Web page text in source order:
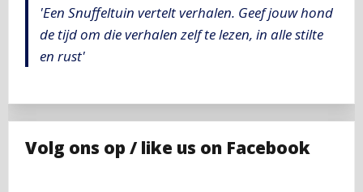
'Een Snuffeltuin vertelt verhalen. Geef jouw hond
de tijd om die verhalen zelf te lezen, in alle stilte
en rust'
Volg ons op / like us on Facebook